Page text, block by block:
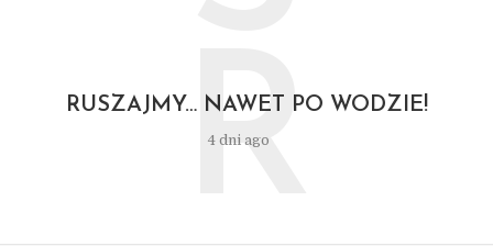
RUSZAJMY… NAWET PO WODZIE!
4 dni ago
R